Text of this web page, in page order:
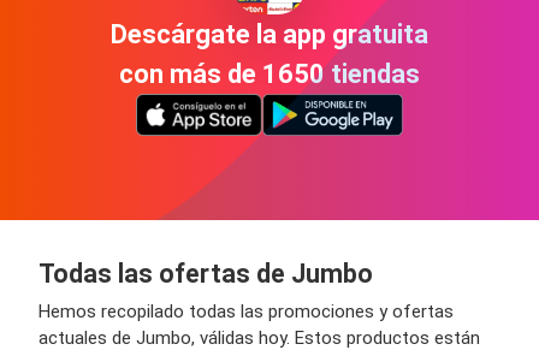
Descárgate la app gratuita
con más de 1650 tiendas
Todas las ofertas de Jumbo
Hemos recopilado todas las promociones y ofertas
actuales de Jumbo, válidas hoy. Estos productos están